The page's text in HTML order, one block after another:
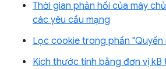
Thời gian phản hồi của máy
các yêu cầu mạng
Lọc cookie trong phần
Kích thước tính bằng đơn vị